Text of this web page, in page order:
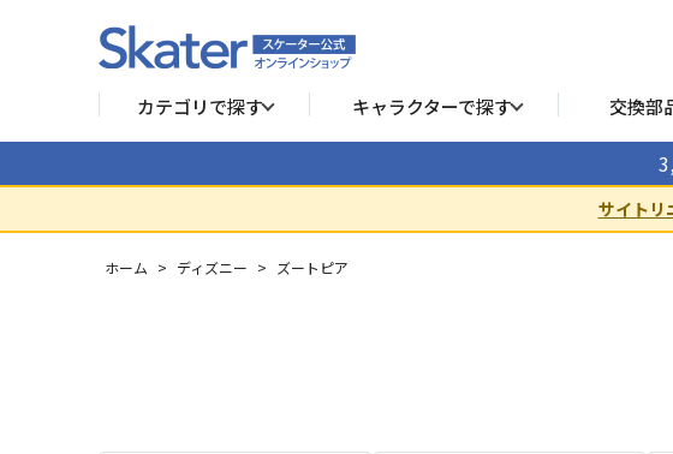
カテゴリで探す キャラクターで探す 交換部
サイトリ
ホーム > ディズニー > ズートピア